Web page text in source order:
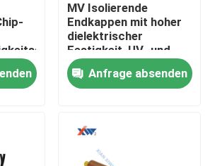
MV Isolierende
Endkappen mit hoher
dielektrischer
Festigkeit, UV- und
für Schaltanlagen und
Kabelräume
Anfrage absenden